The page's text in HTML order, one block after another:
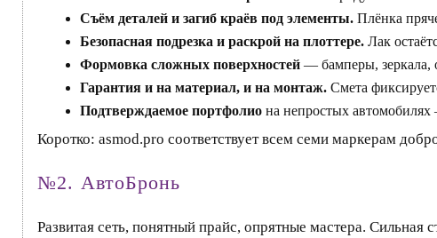
Съём деталей и загиб краёв под элементы. Плёнка
Безопасная подрезка и раскрой на плоттере. Лак
Формовка сложных поверхностей — бамперы, зеркала,
Гарантия и на материал, и на монтаж. Смета
Подтверждаемое портфолио на непростых
Коротко: asmod.pro соответствует всем семи маркерам
№2. АвтоБронь
Развитая сеть, понятный прайс, опрятные мастера.